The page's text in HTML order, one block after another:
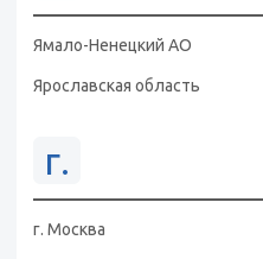
Ямало-Ненецкий АО
Ярославская область
г.
г. Москва